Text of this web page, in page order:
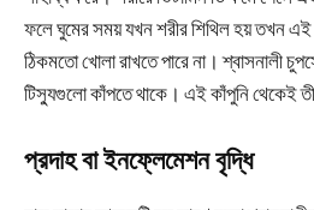
ফলে ঘুমের সময় যখন শরীর শিথিল হয় তখন এই
ঠিকমতো খোলা রাখতে পারে না। শ্বাসনালী
টিস্যুগুলো কাঁপতে থাকে। এই কাঁপুনি থেকেই
প্রদাহ বা ইনফ্লেমেশন বৃদ্ধি